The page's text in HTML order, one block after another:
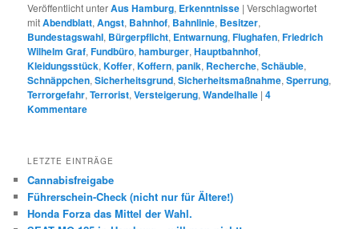
Veröffentlicht unterAus Hamburg, Erkenntnisse |Verschlagwortet
mitAbendblatt,Angst, Bahnhof, Bahnlinie, Besitzer,
Bundestagswahl, Bürgerpflicht, Entwarnung,Flughafen,Friedrich
Wilhelm Graf,Fundbüro,hamburger,Hauptbahnhof,
Kleidungsstück,Koffer,Koffern,panik, Recherche,Schäuble,
Schnäppchen,Sicherheitsgrund,Sicherheitsmaßnahme,Sperrung,
Terrorgefahr,Terrorist,Versteigerung,Wandelhalle |4
Kommentare
LETZTE EINTRÄGE
Cannabisfreigabe
Führerschein-Check (nicht nur für Ältere!)
Honda Forza das Mittel der Wahl.